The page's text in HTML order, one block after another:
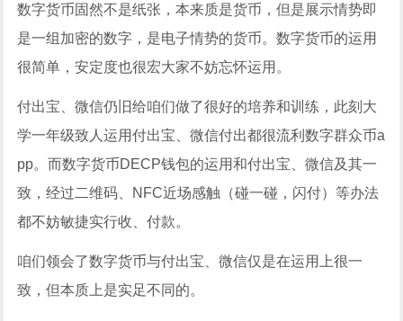
数字货币固然不是纸张，本来质是货币，但是展示情势即
是一组加密的数字，是电子情势的货币。数字货币的运用
很简单，安定度也很宏大家不妨忘怀运用。
付出宝、微信仍旧给咱们做了很好的培养和训练，此刻大
学一年级致人运用付出宝、微信付出都很流利数字群众币a
pp。而数字货币DECP钱包的运用和付出宝、微信及其一
致，经过二维码、NFC近场感触（碰一碰，闪付）等办法
都不妨敏捷实行收、付款。
咱们领会了数字货币与付出宝、微信仅是在运用上很一
致，但本质上是实足不同的。